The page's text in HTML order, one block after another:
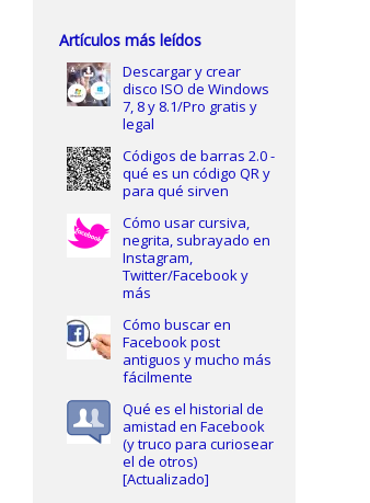
Artículos más leídos
Descargar y crear
disco ISO de Windows
7, 8 y 8.1/Pro gratis y
legal
Códigos de barras 2.0 -
qué es un código QR y
para qué sirven
Cómo usar cursiva,
negrita, subrayado en
Instagram,
Twitter/Facebook y
más
Cómo buscar en
Facebook post
antiguos y mucho más
fácilmente
Qué es el historial de
amistad en Facebook
(y truco para curiosear
el de otros)
[Actualizado]